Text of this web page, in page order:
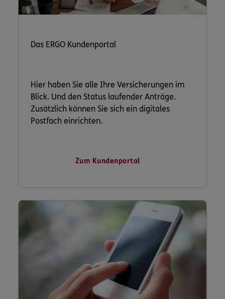
Das ERGO Kundenportal
Hier haben Sie alle Ihre Versicherungen im
Blick. Und den Status laufender Anträge.
Zusätzlich können Sie sich ein digitales
Postfach einrichten.
Zum Kundenportal